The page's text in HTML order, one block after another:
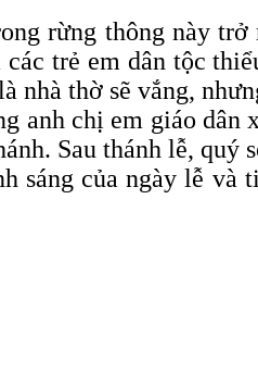
rừng thông này
trẻ em dân tộc
thờ sẽ vắng,
anh chị em giáo dân
Sau thánh lễ, quý
của ngày lễ và